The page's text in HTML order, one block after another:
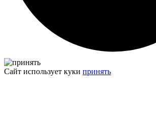
Сайт использует куки принять